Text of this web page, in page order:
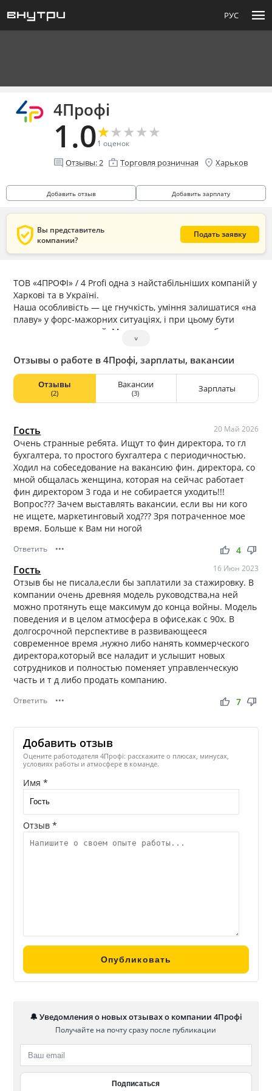
РУС menu
4Профі
1.0★
★★
★★
★★
★★
★
1 оценок
comment Отзывы:2 enterprise Торговля розничная location_on Харьков
Добавить отзыв Добавить зарплату
verified_user Вы представитель
компании?
Подать заявку
ТОВ «4ПРОФІ» / 4 Profi одна з найстабільніших компаній у
Харкові та в Україні.
Наша особливість — це гнучкість, уміння залишатися «на
плаву» у форс-мажорних ситуаціях, і при цьому бути
корисними для людей. Ми розпочинали з виробництва
яскравої креативної поліграфії — блокноти, скетчбуки,
щоденники. У котоновірус відкрили другий напрямок —
швацьке виробництво.
˅
Отзывы о работе в 4Профі, зарплаты, вакансии
Отзывы
(2)
Вакансии
(3) Зарплаты
Гость 20 Май 2026
Очень странные ребята. Ищут то фин директора, то гл
бухгалтера, то простого бухгалтера с периодичностью.
Ходил на собеседование на вакансию фин. директора, со
мной общалась женщина, которая на сейчас работает
фин директором 3 года и не собирается уходить!!!
Вопрос??? Зачем выставлять вакансии, если вы ни кого
не ищете, маркетинговый ход??? Зря потраченное мое
время. Больше к Вам ни ногой
Ответить ••• thumb_up thumb_down
4
Гость 16 Июн 2023
Отзыв бы не писала,если бы заплатили за стажировку. В
компании очень древняя модель руководства,на ней
можно протянуть еще максимум до конца войны. Модель
поведения и в целом атмосфера в офисе,как с 90х. В
долгосрочной перспективе в развивающееся
современное время ,нужно либо нанять коммерческого
директора,который все наладит и услышит новых
сотрудников и полностью поменяет управленческую
часть и т д либо продать компанию.
Ответить ••• thumb_up thumb_down
7
Добавить отзыв
Оцените работодателя 4Профі: расскажите о плюсах, минусах,
условиях работы и атмосфере в команде.
Имя *
Отзыв *
🔔 Уведомления о новых отзывах о компании 4Профі
Получайте на почту сразу после публикации